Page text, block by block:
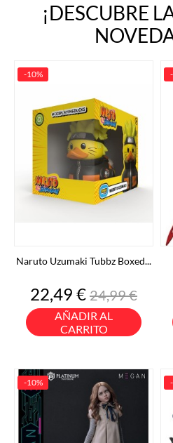
¡DESCUBRE
Naruto Uzumaki Tubbz Boxed...
Precio
22,49 €Precio
base
24,99 €
AÑADIR AL
CARRITO
-10%
-10%